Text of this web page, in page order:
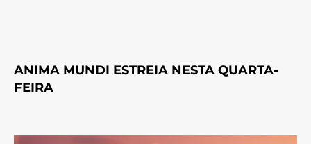
ANIMA MUNDI ESTREIA NESTA QUARTA-
FEIRA